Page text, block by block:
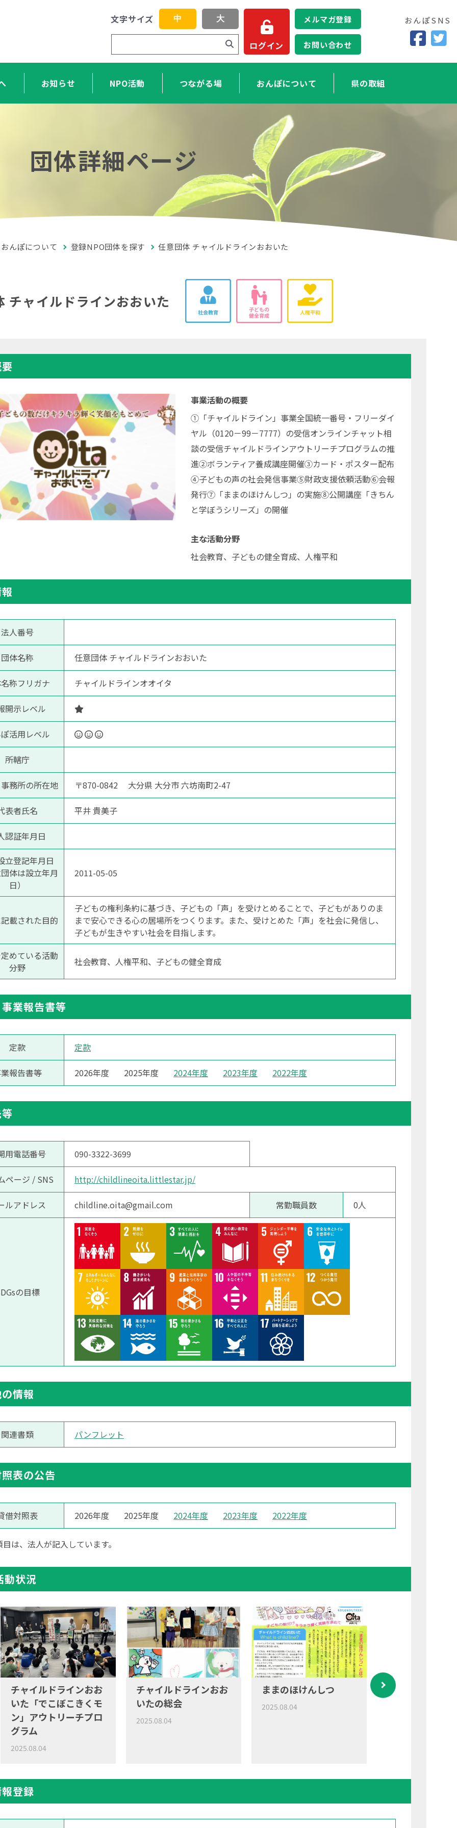
文字サイズ 中 大
ログイン
お知らせ NPO活動 つながる場 おんぽについて 県の取組
メルマガ登録
お問い合わせ
おんぽSNS
団体詳細ページ
おんぽについて 登録NPO団体を探す 任意団体 チャイルドラインおおいた
チャイルドラインおおいた
事業活動の概要
①「チャイルドライン」事業全国統一番号・フリーダイ
ヤル（0120－99－7777）の受信オンラインチャット相
談の受信チャイルドラインアウトリーチプログラムの推
進②ボランティア養成講座開催③カード・ポスター配布
④子どもの声の社会発信事業⑤財政支援依頼活動⑥会報
発行⑦「ままのほけんしつ」の実施⑧公開講座「きちん
と学ぼうシリーズ」の開催
主な活動分野
社会教育、子どもの健全育成、人権平和
法人番号
団体名称 任意団体 チャイルドラインおおいた
称フリガナ チャイルドラインオオイタ
開示レベル
活用レベル
所轄庁
務所の所在地 〒870-0842 大分県 大分市 六坊南町2-47
表者氏名 平井 貴美子
認証年月日
立登記年月日
体は設立年月
日）
2011-05-05
載された目的
子どもの権利条約に基づき、子どもの「声」を受けとめることで、子どもがありのま
まで安心できる心の居場所をつくります。また、受けとめた「声」を社会に発信し、
子どもが生きやすい社会を目指します。
めている活動
分野
社会教育、人権平和、子どもの健全育成
業報告書等
定款 定款
報告書等 2026年度 2025年度 2024年度 2023年度 2022年度
用電話番号 090-3322-3699
ページ / SNS http://childlineoita.littlestar.jp/
ルアドレス childline.oita@gmail.com 常勤職員数 0人
の目標
情報
関連書類 パンフレット
表の公告
借対照表 2026年度 2025年度 2024年度 2023年度 2022年度
は、法人が記入しています。
動状況
チャイルドラインおお
いた「でこぼこきくモ
ン」アウトリーチプロ
グラム
2025.08.04
チャイルドラインおお
いたの総会
2025.08.04
ままのほけんしつ
2025.08.04
神埼小学校の枇
登録